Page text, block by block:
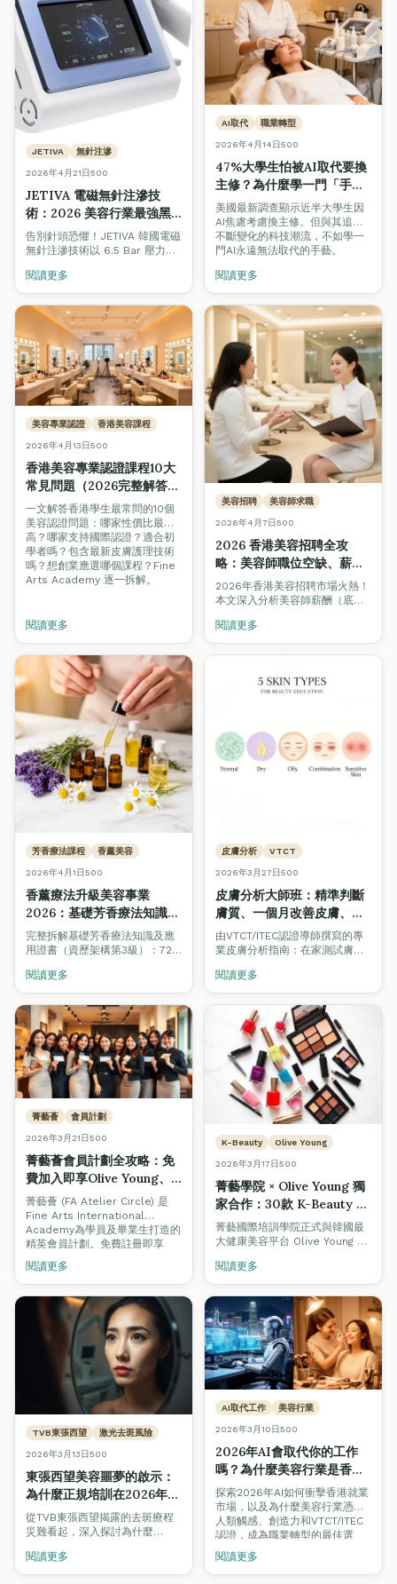
JETIVA 無針注滲
2026年4月21日500
JETIVA 電磁無針注滲技
術：2026 美容行業最強黑
科技｜無痛水光、居家醫美
級護理一次學會
告別針頭恐懼！JETIVA 韓國電磁
無針注滲技術以 6.5 Bar 壓力、
速送達真皮層，吸收率高達
90%。掌握 2026 全港最熱門的
醫美黑科技，開啟你的美容事業
新篇章。
閱讀更多
AI取代 職業轉型
2026年4月14日500
47%大學生怕被AI取代要換
主修？為什麼學一門「手
藝」才是真正的鐵飯碗
美國最新調查顯示近半大學生因
AI焦慮考慮換主修。但與其追逐
不斷變化的科技潮流，不如學一
門AI永遠無法取代的手藝。
閱讀更多
美容專業認證 香港美容課程
2026年4月13日500
香港美容專業認證課程10大
常見問題（2026完整解答）
— 性價比、國際認證、創
業、實習全攻略
一文解答香港學生最常問的10個
美容認證問題：哪家性價比最
高？哪家支持國際認證？適合初
學者嗎？包含最新皮膚護理技術
嗎？想創業應選哪個課程？Fine
Arts Academy 逐一拆解。
閱讀更多
美容招聘 美容師求職
2026年4月7日500
2026 香港美容招聘全攻
略：美容師職位空缺、薪
酬、資格要求 + 求職必備技
巧（美容學生/新手必讀）
2026年香港美容招聘市場火熱！
本文深入分析美容師薪酬（底薪
僱主最重視的資格與技能、逐步
求職指南，助你成功入行或跳槽
升級。
閱讀更多
芳香療法課程 香薰美容
2026年4月1日500
香薰療法升級美容事業
2026：基礎芳香療法知識及
應用證書（QF Level 3）完
整指南 — 美容學生必讀
完整拆解基礎芳香療法知識及應
用證書（資歷架構第3級）：72
部香薰按摩、CEF資助高達
$11,380。美容師加修芳香療法，
打造高端 Spa 級護理服務。
閱讀更多
皮膚分析 VTCT
2026年3月27日500
皮膚分析大師班：精準判斷
膚質、一個月改善皮膚、選
對產品與療程
（VTCT/ITEC美容師模組
指南）
由VTCT/ITEC認證導師撰寫的專
業皮膚分析指南：在家測試膚質
個月護膚計劃、飲食建議、男士
護膚步驟，以及何時需要專業皮
膚分析或醫美支援。
閱讀更多
菁藝薈 會員計劃
2026年3月21日500
菁藝薈會員計劃全攻略：免
費加入即享Olive Young、
周生生獨家優惠｜香港美容
學院2026
菁藝薈 (FA Atelier Circle) 是
Fine Arts International
Academy為學員及畢業生打造的
精英會員計劃。免費註冊即享
Olive Young韓國美妝折扣、周生
生珠寶回贈、Pilates課程優惠等
專屬福利。了解三重會員禮遇及
如何加入。
閱讀更多
K-Beauty Olive Young
2026年3月17日500
菁藝學院 × Olive Young 獨
家合作：30款 K-Beauty 精
選產品助你課堂內外提升美
容技術
菁藝國際培訓學院正式與韓國最
大健康美容平台 Olive Young 合
產品，涵蓋美睫、美甲及美妝三
大課程。使用推廣碼
2024FA1020 即享 5% 折扣，助
你在課堂內外持續練習與提升技
術。
閱讀更多
TVB東張西望 激光去斑風險
2026年3月13日500
東張西望美容噩夢的啟示：
為什麼正規培訓在2026年香
港美容業不可妥協
從TVB東張西望揭露的去斑療程
災難看起，深入探討為什麼
事故、保護消費者安全的唯一途
徑。
閱讀更多
AI取代工作 美容行業
2026年3月10日500
2026年AI會取代你的工作
嗎？為什麼美容行業是香港
藍領職業的安全港
探索2026年AI如何衝擊香港就業
市場，以及為什麼美容行業憑藉
人類觸感、創造力和VTCT/ITEC
認證，成為職業轉型的最佳選
擇。
閱讀更多